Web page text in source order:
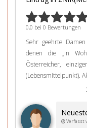
0,0 bei 0 Bewertungen
Sehr geehrte
denen die „in
Österreicher,
(Lebensmittelpunkt).
Verfasst